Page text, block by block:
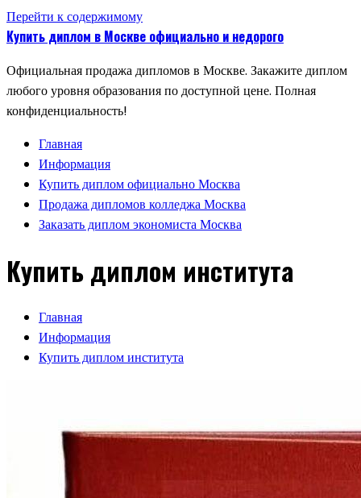
Перейти к содержимому
Купить диплом в Москве официально и недорого
Официальная продажа дипломов в Москве. Закажите диплом
любого уровня образования по доступной цене. Полная
конфиденциальность!
Главная
Информация
Купить диплом официально Москва
Продажа дипломов колледжа Москва
Заказать диплом экономиста Москва
Купить диплом института
Главная
Информация
Купить диплом института